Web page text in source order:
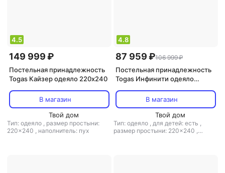
4.5
149 999 ₽
Постельная принадлежность
Togas Кайзер одеяло 220х240
В магазин
Твой дом
Тип: одеяло , размер простыни:
220x240 , наполнитель: пух
4.8
87 959 ₽106 999 ₽
Постельная принадлежность
Togas Инфинити одеяло
В магазин
Твой дом
Тип: одеяло , для детей: есть ,
размер простыни: 220x240 ,